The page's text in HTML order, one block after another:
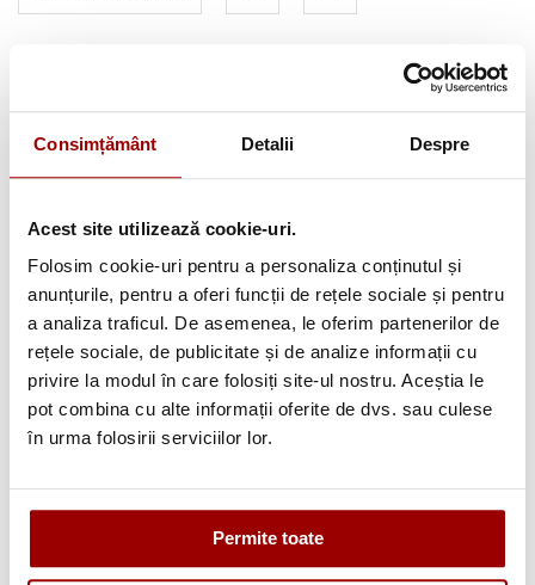
Consimțământ Detalii Despre
Acest site utilizează cookie-uri.
Folosim cookie-uri pentru a personaliza conținutul și
anunțurile, pentru a oferi funcții de rețele sociale și pentru
a analiza traficul. De asemenea, le oferim partenerilor de
rețele sociale, de publicitate și de analize informații cu
privire la modul în care folosiți site-ul nostru. Aceștia le
pot combina cu alte informații oferite de dvs. sau culese
în urma folosirii serviciilor lor.
Permite toate
Avantajele tale:
Consultanta
profesionala
Deschidere coletla livrare
Pana la12 ratefara dobanda
Retur in 14 zile
Urmareste-ne pe: